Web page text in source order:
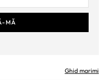
Ghid marimi